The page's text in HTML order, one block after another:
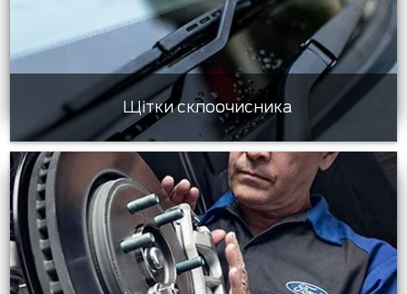
Щітки склоочисника